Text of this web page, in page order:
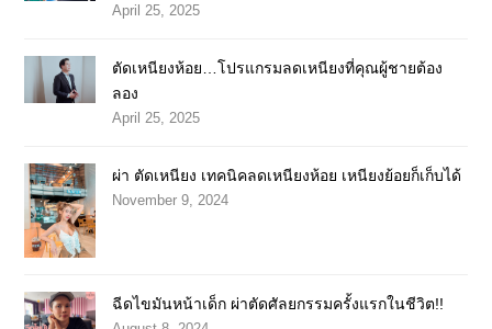
April 25, 2025
ตัดเหนียงห้อย…โปรแกรมลดเหนียงที่คุณผู้ชายต้อง
ลอง
April 25, 2025
ผ่า ตัดเหนียง เทคนิคลดเหนียงห้อย เหนียงย้อยก็เก็บได้
November 9, 2024
ฉีดไขมันหน้าเด็ก ผ่าตัดศัลยกรรมครั้งแรกในชีวิต!!